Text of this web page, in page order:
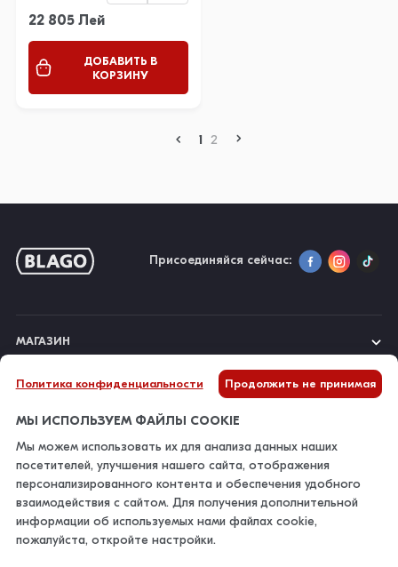
22 805 Лей
ДОБАВИТЬ В
КОРЗИНУ
1 2
Присоединяйся сейчас:
МАГАЗИН
ИНФОРМАЦИЯ
КОНТАКТЫ
Политика конфиденциальности Продолжить не принимая
МЫ ИСПОЛЬЗУЕМ ФАЙЛЫ COOKIE
Мы можем использовать их для анализа данных наших
посетителей, улучшения нашего сайта, отображения
персонализированного контента и обеспечения удобного
взаимодействия с сайтом. Для получения дополнительной
информации об используемых нами файлах cookie,
пожалуйста, откройте настройки.